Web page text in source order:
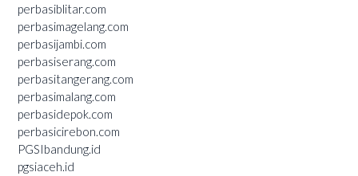
perbasiblitar.com
perbasimagelang.com
perbasijambi.com
perbasiserang.com
perbasitangerang.com
perbasimalang.com
perbasidepok.com
perbasicirebon.com
PGSIbandung.id
pgsiaceh.id